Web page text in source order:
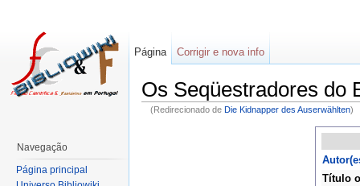
Os Seqüestradores do
(Redirecionado de Die Kidnapper des Auserwählten)
Título
Página Corrigir e nova info
Navegação
Página principal